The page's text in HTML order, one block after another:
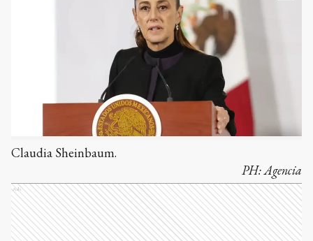
Claudia Sheinbaum.
PH:Agencia
Ads